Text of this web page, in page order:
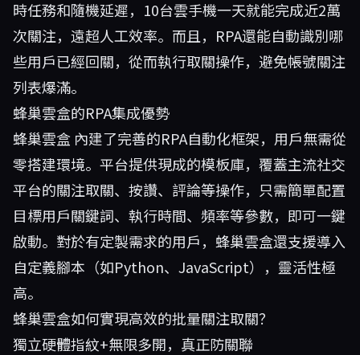
時任務和隨機延遲，10台雲手機一天就能完成近2萬
次關注，遠超人工效率。而且，RPA還能自動識別哪
些用戶已經回關，從而執行取關操作，避免帳號關注
列表爆滿。
蜂巢雲盒的RPA集成優勢
蜂巢雲盒 內建了完善的RPA自動化框架，用戶無需從
零搭建環境。平台提供現成的模板庫，覆蓋主流社交
平台的關注取關、按讚、評論等操作，只需簡單配置
目標用戶關鍵詞、執行時間、頻率等參數，即可一鍵
啟動。對於有定製需求的用戶，蜂巢雲盒還支援導入
自定義腳本（如Python、JavaScript），靈活性極
高。
蜂巢雲盒如何實現高效的批量關注取關？
獨立硬體指紋+無限多開，真正防關聯